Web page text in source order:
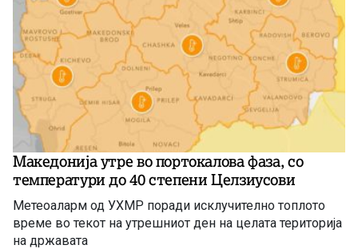
Македонија утре во портокалова фаза, со
температури до 40 степени Целзиусови
Метеоаларм од УХМР поради исклучително топлото
време во текот на утрешниот ден на целата територија
на државата